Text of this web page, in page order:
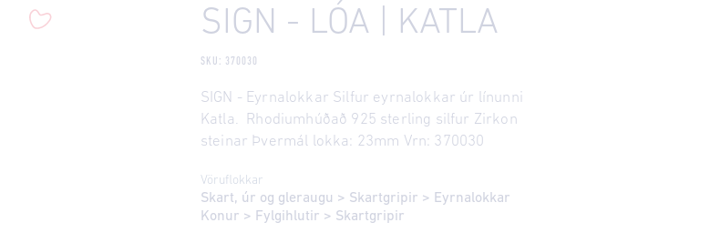
SIGN - LÓA | KATLA
SKU: 370030
SIGN - Eyrnalokkar Silfur eyrnalokkar úr línunni
Katla. Rhodiumhúðað 925 sterling silfur Zirkon
steinar Þvermál lokka: 23mm Vrn: 370030
Vöruflokkar
Skart, úr og gleraugu > Skartgripir > Eyrnalokkar
Konur > Fylgihlutir > Skartgripir